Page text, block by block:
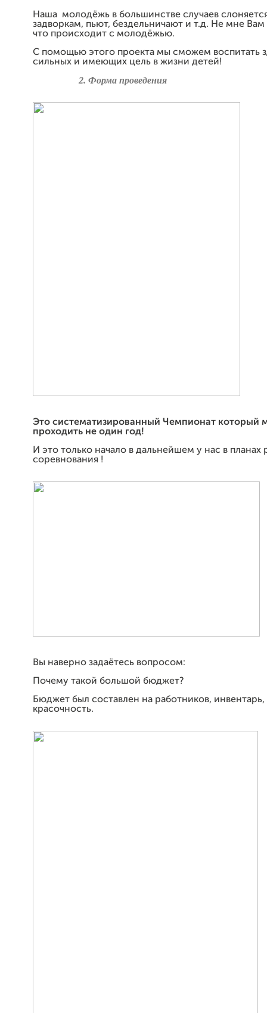
Наша молодёжь в большинстве случаев
задворкам, пьют, бездельничают и т.д. Не мне Вам
что происходит с молодёжью.
С помощью этого проекта мы сможем воспитать
сильных и имеющих цель в жизни детей!
2. Форма проведения
Это систематизированный Чемпионат который
проходить не один год!
И это только начало в дальнейшем у нас в планах
соревнования !
Вы наверно задаётесь вопросом:
Почему такой большой бюджет?
Бюджет был составлен на работников, инвентарь,
красочность.